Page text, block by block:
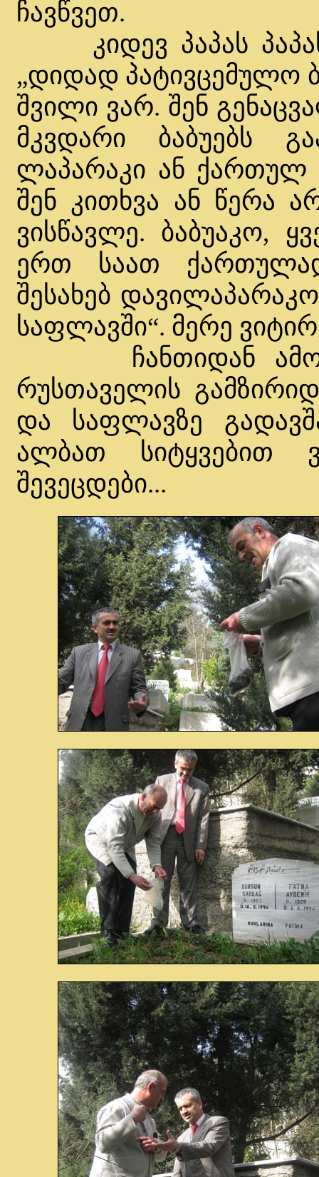
ჩავწვეთ.
კიდევ პაპას
„დიდად პატივცემულო
შვილი ვარ. შენ
მკვდარი ბაბუებს
ლაპარაკი ან ქართულ
შენ კითხვა ან წერა
ვისწავლე. ბაბუაკო,
ერთ საათ
შესახებ
საფლავში“. მერე
ჩანთიდან
რუსთაველის
და საფლავზე
ალბათ სიტყვებით
შევეცდები...